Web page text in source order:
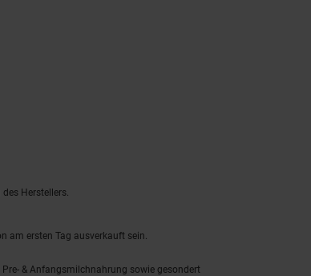
Herstellers.
am ersten Tag ausverkauft sein.
& Anfangsmilchnahrung sowie gesondert